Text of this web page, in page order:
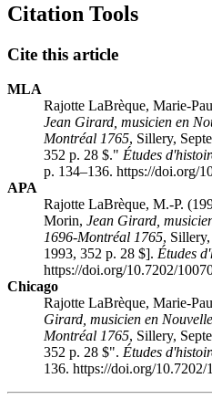
Citation Tools
Cite this article
MLA
Rajotte LaBrèque, Marie-
Jean Girard, musicien en
Montréal 1765, Sillery,
352 p. 28 $." Études
p. 134–136. https://doi.org/
APA
Rajotte LaBrèque, M.-P.
Morin, Jean Girard,
1696-Montréal 1765,
1993, 352 p. 28 $]. Études
https://doi.org/10.7202/
Chicago
Rajotte LaBrèque, Marie-
Girard, musicien en
Montréal 1765, Sillery,
352 p. 28 $". Études
136. https://doi.org/10.7202/